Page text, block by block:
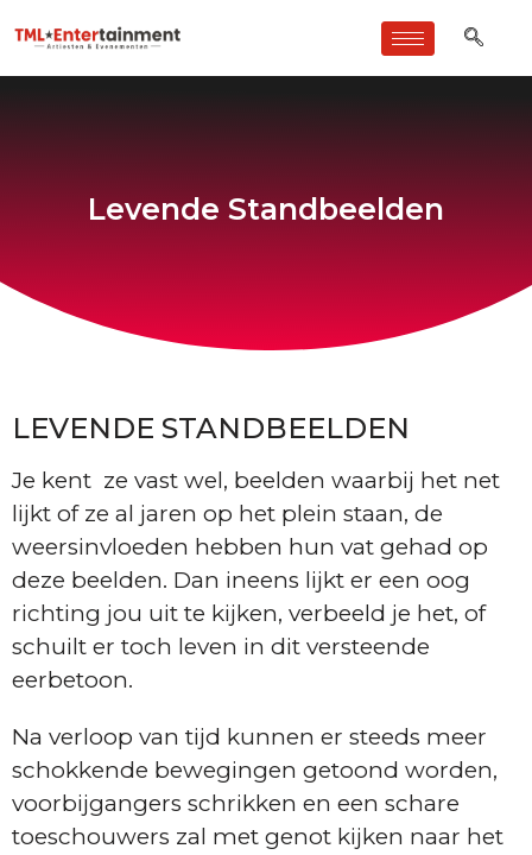
Levende Standbeelden
LEVENDE STANDBEELDEN
Je kent ze vast wel, beelden waarbij het net
lijkt of ze al jaren op het plein staan, de
weersinvloeden hebben hun vat gehad op
deze beelden. Dan ineens lijkt er een oog
richting jou uit te kijken, verbeeld je het, of
schuilt er toch leven in dit versteende
eerbetoon.
Na verloop van tijd kunnen er steeds meer
schokkende bewegingen getoond worden,
voorbijgangers schrikken en een schare
toeschouwers zal met genot kijken naar het